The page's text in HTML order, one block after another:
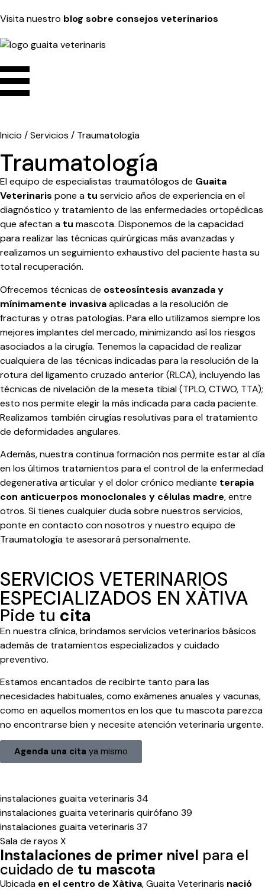
Visita nuestro blog sobre consejos veterinarios
Inicio /Servicios / Traumatología
Traumatología
El equipo de especialistas traumatólogos de Guaita
Veterinaris pone a tu servicio años de experiencia en el
diagnóstico y tratamiento de las enfermedades ortopédicas
que afectan a tu mascota. Disponemos de la capacidad
para realizar las técnicas quirúrgicas más avanzadas y
realizamos un seguimiento exhaustivo del paciente hasta su
total recuperación.
Ofrecemos técnicas de osteosíntesis avanzada y
mínimamente invasivaaplicadas a la resolución de
fracturas y otras patologías. Para ello utilizamos siempre los
mejores implantes del mercado, minimizando así los riesgos
asociados a la cirugía. Tenemos la capacidad de realizar
cualquiera de las técnicas indicadas para la resolución de la
rotura del ligamento cruzado anterior (RLCA), incluyendo las
técnicas de nivelación de la meseta tibial (TPLO, CTWO, TTA);
esto nos permite elegir la más indicada para cada paciente.
Realizamos también cirugías resolutivas para el tratamiento
de deformidades angulares.
Además, nuestra continua formación nos permite estar al día
en los últimos tratamientos para el control de la enfermedad
degenerativa articular y el dolor crónico mediante terapia
con anticuerpos monoclonales y células madre, entre
otros. Si tienes cualquier duda sobre nuestros servicios,
ponte en contacto con nosotros y nuestro equipo de
Traumatología te asesorará personalmente.
SERVICIOS VETERINARIOS
ESPECIALIZADOS EN XÀTIVA
Pide tu cita
En nuestra clínica, brindamos servicios veterinarios básicos
además de tratamientos especializados y cuidado
preventivo.
Estamos encantados de recibirte tanto para las
necesidades habituales, como exámenes anuales y vacunas,
como en aquellos momentos en los que tu mascota parezca
no encontrarse bien y necesite atención veterinaria urgente.
Agenda una cita ya mismo
instalaciones guaita veterinaris 34
instalaciones guaita veterinaris quirófano 39
instalaciones guaita veterinaris 37
Sala de rayos X
Instalaciones de primer nivel para el
cuidado de tu mascota
Ubicada en el centro de Xàtiva, Guaita Veterinaris nació